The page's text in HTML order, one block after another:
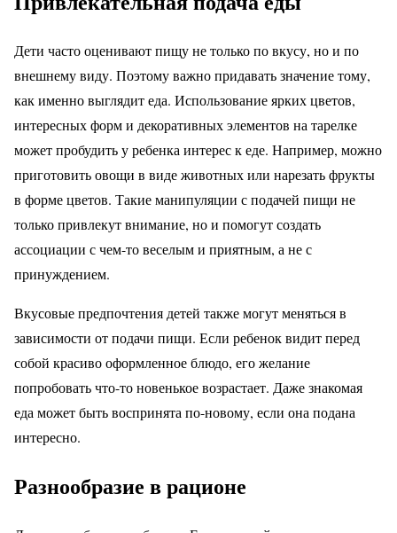
Дети часто оценивают пищу не только по вкусу, но и по
внешнему виду. Поэтому важно придавать значение тому,
как именно выглядит еда. Использование ярких цветов,
интересных форм и декоративных элементов на тарелке
может пробудить у ребенка интерес к еде. Например, можно
приготовить овощи в виде животных или нарезать фрукты
в форме цветов. Такие манипуляции с подачей пищи не
только привлекут внимание, но и помогут создать
ассоциации с чем-то веселым и приятным, а не с
принуждением.
Вкусовые предпочтения детей также могут меняться в
зависимости от подачи пищи. Если ребенок видит перед
собой красиво оформленное блюдо, его желание
попробовать что-то новенькое возрастает. Даже знакомая
еда может быть воспринята по-новому, если она подана
интересно.
Разнообразие в рационе